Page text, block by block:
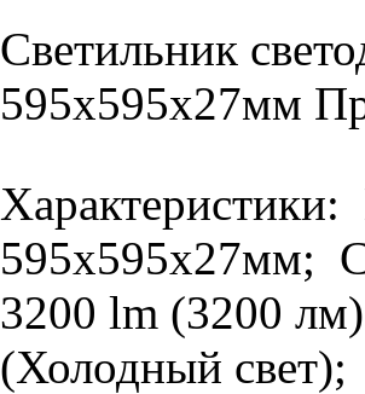
Светильник
595х595х27мм
595х595х27мм;
3200 lm (3200
(Холодный